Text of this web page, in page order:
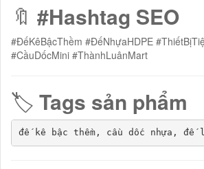
🔖 #Hashtag SEO
#ĐếKêBậcThềm #ĐếNhựaHDPE
#CầuDốcMini #ThànhLuânMart
🏷️ Tags sản phẩm